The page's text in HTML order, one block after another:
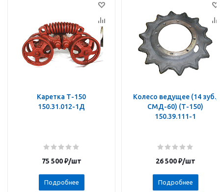
Каретка Т-150
150.31.012-1Д
75 500₽/шт
Подробнее
Колесо ведущее (14 зуб.,
СМД-60) (Т-150)
150.39.111-1
26 500₽/шт
Подробнее